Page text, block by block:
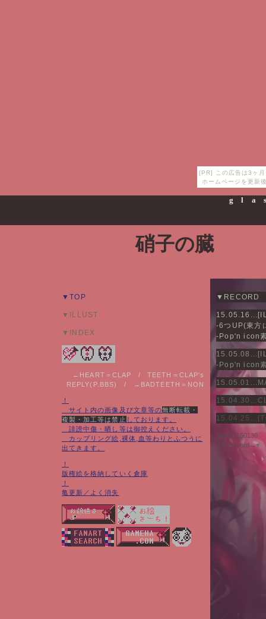
[PR] この広告は3ヶ
ホームページを更新
硝子の臓
▼TOP
▼ILLUST
▼INDEX
←HEART＝CLAP / TEETH＝CLAP's
REPLY(P.BBS) / →BADTEETH＝NON
！
サイト内の画像及び文章等の無断転載・
複製・加工等は禁止 しております。
誹謗中傷・晒し等は御控えください。
カップリング絵,裸体,血等わりとふつうに
出てきます。
！
版権絵を格納していく倉庫
！
亀更新／よく消失
▼RECORD
-6つUP(東方
-Pop'n icon
-Pop'n icon
Sence.150130
Old Record→♥